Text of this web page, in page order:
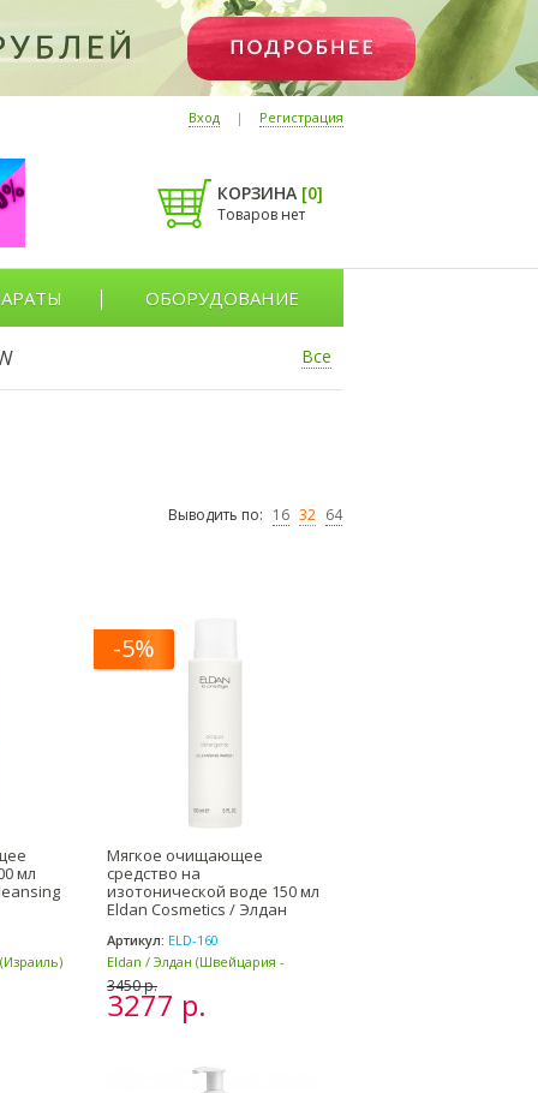
Вход | Регистрация
КОРЗИНА [0]
Товаров нет
ОБОРУДОВАНИЕ
Все
Выводить по: 16 32 64
мл
-5%
Мягкое очищающее
средство на
изотонической воде 150 мл
Eldan Cosmetics / Элдан
Артикул: ELD-160
Eldan / Элдан (Швейцария -
Италия)
3450 р.
3277 р.